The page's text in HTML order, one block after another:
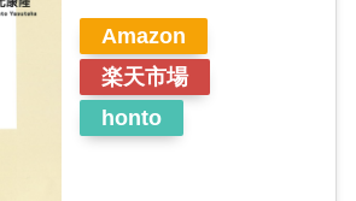
Amazon
楽天市場
honto